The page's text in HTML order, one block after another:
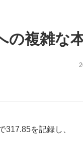
の複雑な
を記録し、